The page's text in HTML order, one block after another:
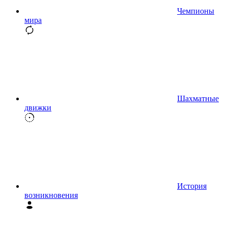
Чемпионы
мира
Шахматные
движки
История
возникновения